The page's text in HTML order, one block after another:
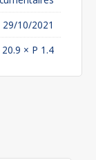
29/10/2021
× P 1.4